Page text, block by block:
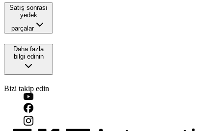
Satış sonrası
yedek
parçalar
Daha fazla
bilgi edinin
Bizi takip edin